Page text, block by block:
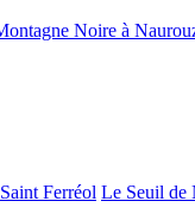
Noire à
Ferréol Le Seuil de